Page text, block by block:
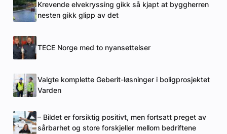
Krevende elvekryssing gikk så kjapt at byggherren
nesten gikk glipp av det
TECE Norge med to nyansettelser
Valgte komplette Geberit-løsninger i boligprosjektet
Varden
– Bildet er forsiktig positivt, men fortsatt preget av
sårbarhet og store forskjeller mellom bedriftene